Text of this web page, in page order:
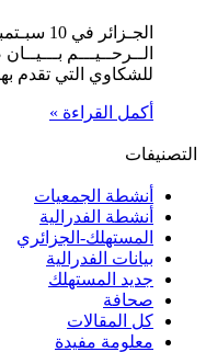
للشكاوي التي تقدم
أكمل القراءة »
التصنيفات
أنشطة الجمعيات
أنشطة الفدرالية
المستهلك-الجزائري
بيانات الفدرالية
جديد المستهلك
صحافة
كل المقالات
معلومة مفيدة